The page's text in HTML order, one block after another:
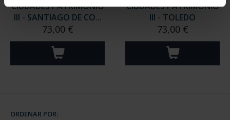
CIUDADES PATRIMONIO
III - SANTIAGO DE CO...
73,00 €
CIUDADES PATRIMONIO
III - TOLEDO
73,00 €
ORDENAR POR: